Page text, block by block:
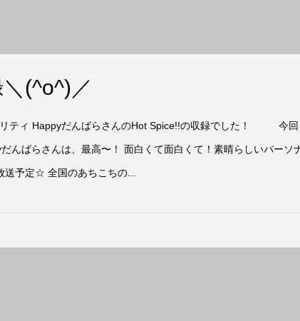
(^o^)／
リティ HappyだんばらさんのHot Spice!!の収録でした！ 今回
んばらさんは、最高〜！ 面白くて面白くて！素晴らしいパーソ
予定☆ 全国のあちこちの...